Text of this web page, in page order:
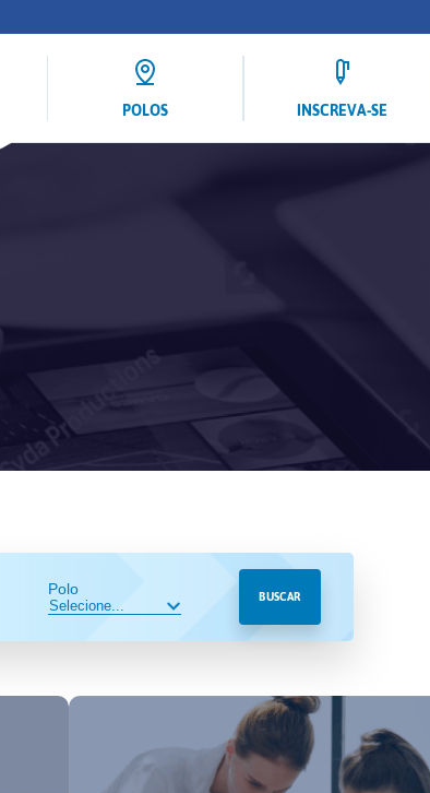
POLOS INSCREVA-SE
Polo BUSCAR